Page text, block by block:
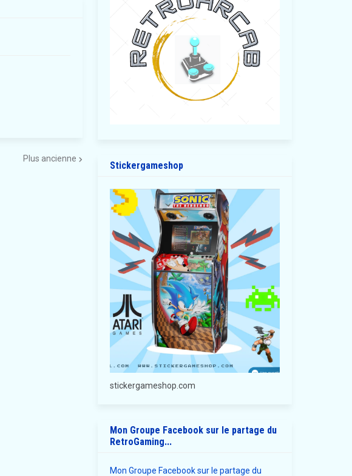
Plus ancienne
Stickergameshop
stickergameshop.com
Mon Groupe Facebook sur le partage du
RetroGaming...
Mon Groupe Facebook sur le partage du